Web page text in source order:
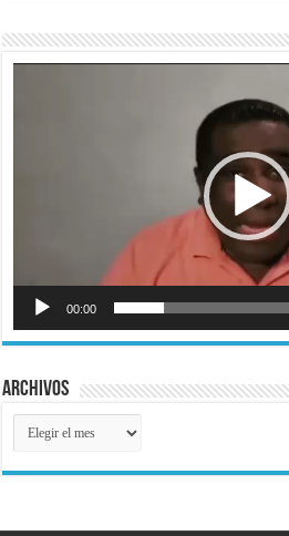
Reproductor
00:00
Archivos
Archivos